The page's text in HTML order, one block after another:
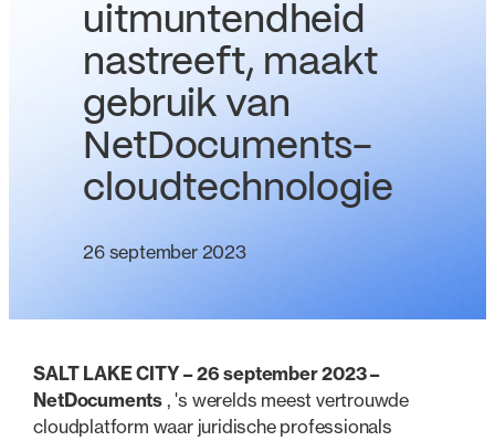
uitmuntendheid
nastreeft, maakt
gebruik van
NetDocuments-
cloudtechnologie
26 september 2023
SALT LAKE CITY – 26 september 2023 –
NetDocuments , 's werelds meest vertrouwde
cloudplatform waar juridische professionals